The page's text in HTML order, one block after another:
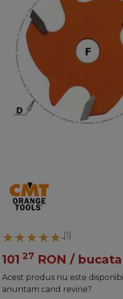
[1]
101 27 RON / bucata
Acest produs nu este
anuntam cand revine?